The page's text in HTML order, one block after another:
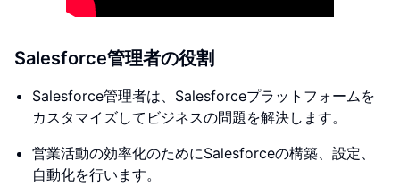
Salesforce管理者の役割
Salesforce管理者は、Salesforceプラットフォームを
カスタマイズしてビジネスの問題を解決します。
営業活動の効率化のためにSalesforceの構築、設定、
自動化を行います。